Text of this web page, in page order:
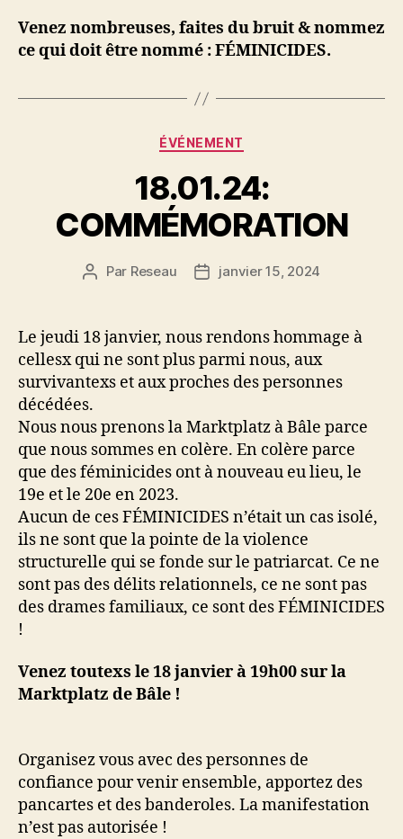
Venez nombreuses, faites du bruit & nommez
ce qui doit être nommé : FÉMINICIDES.
Catégories
ÉVÉNEMENT
18.01.24:
COMMÉMORATION
Auteur
Par Reseau
Datejanvier 15, 2024
Le jeudi 18 janvier, nous rendons hommage à
cellesx qui ne sont plus parmi nous, aux
survivantexs et aux proches des personnes
décédées.
Nous nous prenons la Marktplatz à Bâle parce
que nous sommes en colère. En colère parce
que des féminicides ont à nouveau eu lieu, le
19e et le 20e en 2023.
Aucun de ces FÉMINICIDES n’était un cas isolé,
ils ne sont que la pointe de la violence
structurelle qui se fonde sur le patriarcat. Ce ne
sont pas des délits relationnels, ce ne sont pas
des drames familiaux, ce sont des FÉMINICIDES
!
Venez toutexs le 18 janvier à 19h00 sur la
Marktplatz de Bâle !
Organisez vous avec des personnes de
confiance pour venir ensemble, apportez des
pancartes et des banderoles. La manifestation
n’est pas autorisée !